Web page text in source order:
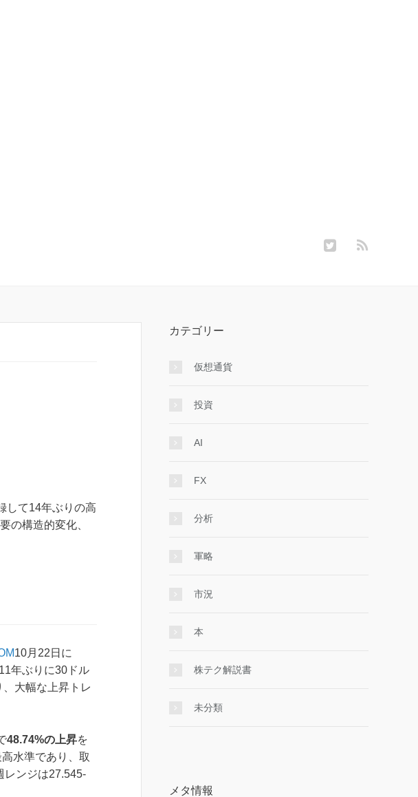
して14年ぶりの高
の構造的変化、
10月22日に
年ぶりに30ドル
大幅な上昇トレ
48.74%の上昇を
水準であり、取
レンジは27.545-
カテゴリー
仮想通貨
投資
AI
FX
分析
軍略
市況
本
株テク解説書
未分類
メタ情報